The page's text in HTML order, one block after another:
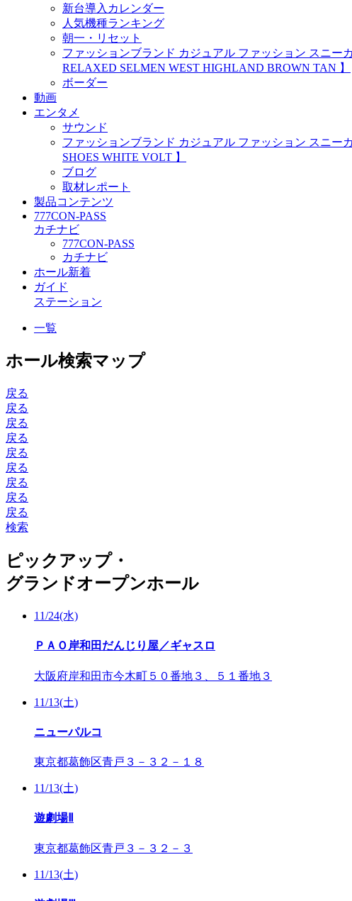
新台導入カレンダー
人気機種ランキング
朝一・リセット
ファッションブランド カジュアル ファッション スニー
RELAXED SELMEN WEST HIGHLAND BROWN TAN 】
ボーダー
動画
エンタメ
サウンド
ファッションブランド カジュアル ファッション スニー
SHOES WHITE VOLT 】
ブログ
取材レポート
製品コンテンツ
777CON-PASS
カチナビ
777CON-PASS
カチナビ
ホール新着
ガイド
ステーション
一覧
ホール検索マップ
戻る
戻る
戻る
戻る
戻る
戻る
戻る
戻る
戻る
検索
ピックアップ・
グランドオープンホール
11/24(水)
ＰＡＯ岸和田だんじり屋／ギャスロ
大阪府岸和田市今木町５０番地３、５１番地３
11/13(土)
ニューパルコ
東京都葛飾区青戸３－３２－１８
11/13(土)
遊劇場Ⅱ
東京都葛飾区青戸３－３２－３
11/13(土)